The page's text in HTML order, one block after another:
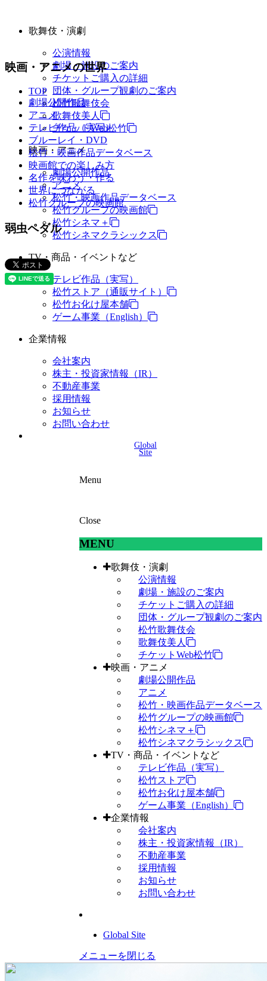
歌舞伎・演劇
公演情報
劇場・施設のご案内
チケットご購入の詳細
団体・グループ観劇のご案内
松竹歌舞伎会
歌舞伎美人
チケットWeb松竹
映画・アニメ
劇場公開作品
アニメ
松竹・映画作品データベース
松竹グループの映画館
松竹シネマ＋
松竹シネマクラシックス
TV・商品・イベントなど
テレビ作品（実写）
松竹ストア（通販サイト）
松竹お化け屋本舗
ゲーム事業（English）
企業情報
会社案内
株主・投資家情報（IR）
不動産事業
採用情報
お知らせ
お問い合わせ
Global
Site
Menu
Close
MENU
歌舞伎・演劇
公演情報
劇場・施設のご案内
チケットご購入の詳細
団体・グループ観劇のご案内
松竹歌舞伎会
歌舞伎美人
チケットWeb松竹
映画・アニメ
劇場公開作品
アニメ
松竹・映画作品データベース
松竹グループの映画館
松竹シネマ＋
松竹シネマクラシックス
TV・商品・イベントなど
テレビ作品（実写）
松竹ストア
松竹お化け屋本舗
ゲーム事業（English）
企業情報
会社案内
株主・投資家情報（IR）
不動産事業
採用情報
お知らせ
お問い合わせ
Global Site
メニューを閉じる
映画・アニメの世界
TOP
劇場公開作品
アニメ
テレビ作品（実写）
ブルーレイ・DVD
松竹・映画作品データベース
映画館での楽しみ方
名作を味わう・作る
世界につながる
松竹グループの映画館
弱虫ペダル